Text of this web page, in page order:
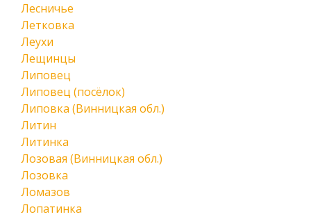
Лесничье
Летковка
Леухи
Лещинцы
Липовец
Липовец (посёлок)
Липовка (Винницкая обл.)
Литин
Литинка
Лозовая (Винницкая обл.)
Лозовка
Ломазов
Лопатинка